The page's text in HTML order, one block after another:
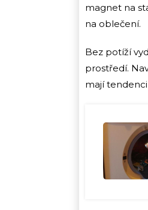
magnet na
na oblečení.
Bez potíží
prostředí.
mají